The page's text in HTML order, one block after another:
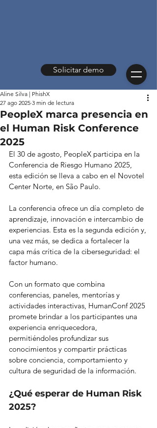
Solicitar demo
PeopleX marca presencia en
el Human Risk Conference
2025
Aline Silva | PhishX
27 ago 2025 3 min de lectura
El 30 de agosto, PeopleX participa en la
Conferencia de Riesgo Humano 2025,
esta edición se lleva a cabo en el Novotel
Center Norte, en São Paulo.
La conferencia ofrece un día completo de
aprendizaje, innovación e intercambio de
experiencias. Esta es la segunda edición y,
una vez más, se dedica a fortalecer la
capa más crítica de la ciberseguridad: el
factor humano.
Con un formato que combina
conferencias, paneles, mentorías y
actividades interactivas, HumanConf 2025
promete brindar a los participantes una
experiencia enriquecedora,
permitiéndoles profundizar sus
conocimientos y compartir prácticas
sobre conciencia, comportamiento y
cultura de seguridad de la información.
¿Qué esperar de Human Risk
2025?